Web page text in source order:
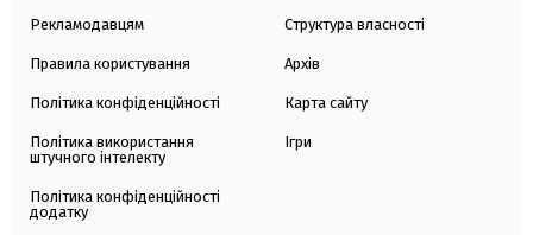
Рекламодавцям
Правила користування
Політика конфіденційності
Політика використання
штучного інтелекту
Політика конфіденційності
додатку
Структура власності
Архів
Карта сайту
Ігри